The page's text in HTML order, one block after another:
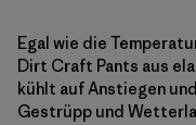
Egal wie die
Dirt Craft Pants aus
kühlt auf Anstiegen
Gestrüpp und